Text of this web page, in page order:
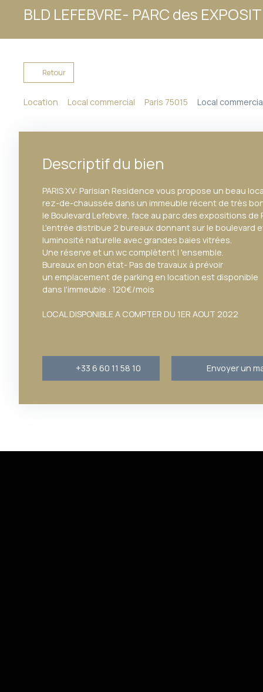
BLD LEFEBVRE- PARC des
Retour
Location Local commercial Paris 75015 Local
Descriptif du bien
PARIS XV: Parisian Residence vous propose un beau
rez-de-chaussée dans un immeuble récent de très
le Boulevard Lefebvre, face au parc des expositions de
L'entrée distribue 2 bureaux donnant sur le boulevard
luminosité naturelle avec grandes baies vitrées.
Une réserve et un wc complètent l 'ensemble.
Bureaux en bon état- Pas de travaux à prévoir
un emplacement de parking en location est disponible
dans l'immeuble : 120€/mois
LOCAL DISPONIBLE A COMPTER DU 1ER AOUT 2022
+33 6 60 11 58 10 Envoyer un